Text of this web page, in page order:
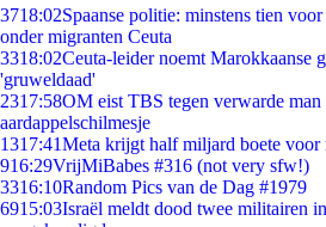
3718:02Spaanse politie: minstens tien
onder migranten Ceuta
3318:02Ceuta-leider noemt Marokkaanse
'gruweldaad'
2317:58OM eist TBS tegen verwarde man
aardappelschilmesje
1317:41Meta krijgt half miljard boete voor
916:29VrijMiBabes #316 (not very sfw!)
3316:10Random Pics van de Dag #1979
6915:03Israël meldt dood twee militairen